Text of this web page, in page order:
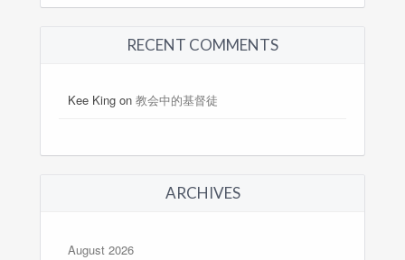
RECENT COMMENTS
Kee King on 教会中的基督徒
ARCHIVES
August 2026